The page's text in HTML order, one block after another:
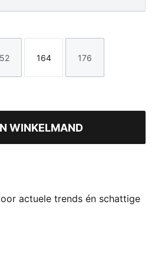
Maat Maat
164
Maat
176
WINKELMAND
actuele trends én schattige
is gemaakt voor jonge
schattig,
sneakers hebben